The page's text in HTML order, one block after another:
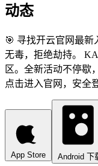
动态
🎯 寻找开云官网最
无毒，拒绝劫持。
区。全新活动不停歇
点击进入官网，安全
App Store Android 下